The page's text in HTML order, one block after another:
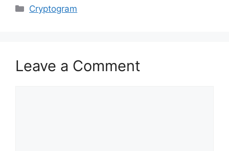
Categories
Cryptogram
Leave a Comment